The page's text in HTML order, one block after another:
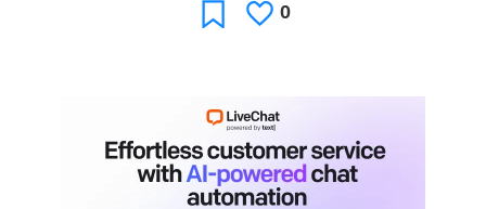
Favori J'aime
0